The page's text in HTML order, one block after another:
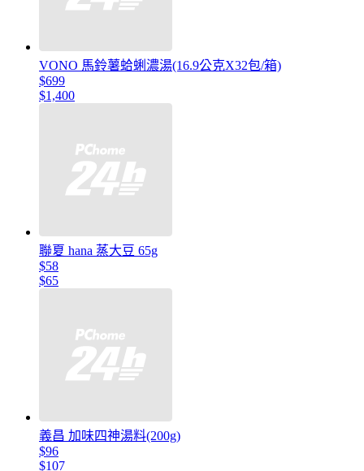
VONO 馬鈴薯蛤蜊濃湯(16.9公克X32包/箱)
$699
$1,400
聯夏 hana 蒸大豆 65g
$58
$65
義昌 加味四神湯料(200g)
$96
$107